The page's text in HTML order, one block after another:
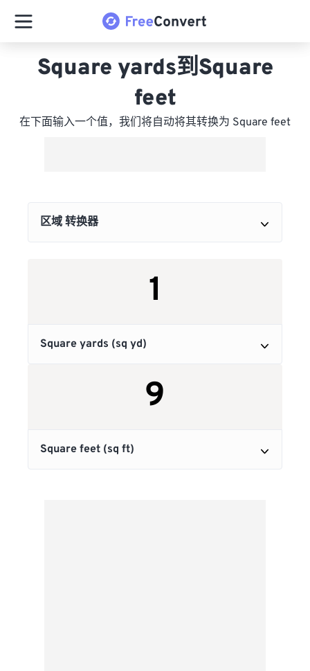
Square yards到Square
feet
在下面输入一个值，我们将自动将其转换为 Square feet